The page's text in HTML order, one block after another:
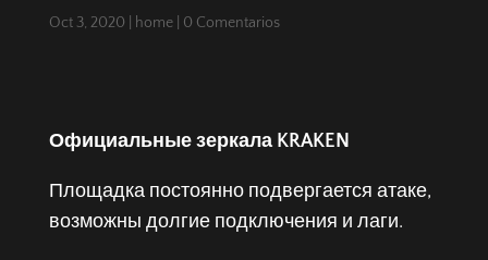
Oct 3, 2020 home| 0 Comentarios
Официальные зеркала KRAKEN
Площадка постоянно подвергается атаке,
возможны долгие подключения и лаги.